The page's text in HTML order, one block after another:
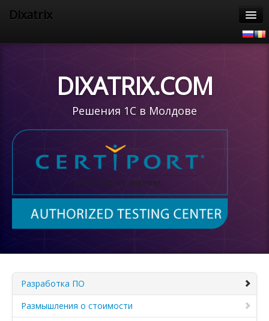
Dixatrix
1С Предприятие 8
Поддержка 1С
Информация
Контакты
CertiPort
DIXATRIX.COM
Решения 1С в Молдове
Разработка ПО
Размышления о стоимости